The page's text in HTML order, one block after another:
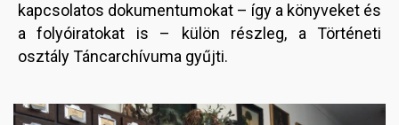
kapcsolatos dokumentumokat – így a könyveket és
a folyóiratokat is – külön részleg, a Történeti
osztály Táncarchívuma gyűjti.
Image